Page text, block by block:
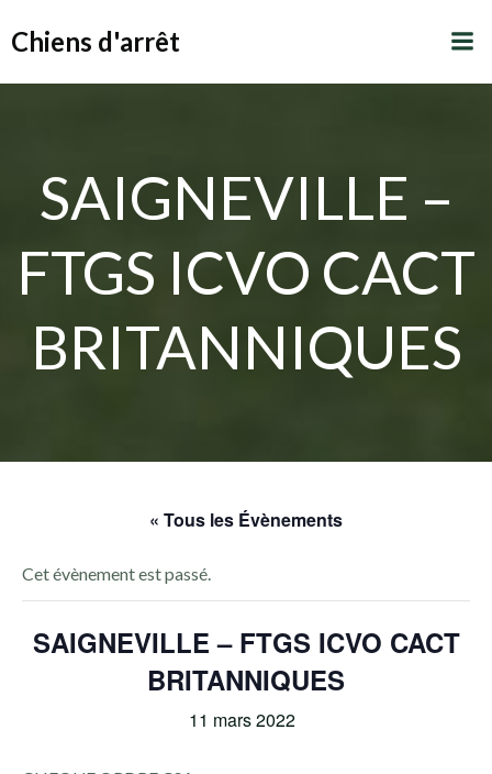
Chiens d'arrêt
SAIGNEVILLE –
FTGS ICVO CACT
BRITANNIQUES
« Tous les Évènements
Cet évènement est passé.
SAIGNEVILLE – FTGS ICVO CACT
BRITANNIQUES
11 mars 2022